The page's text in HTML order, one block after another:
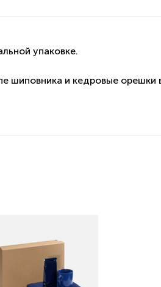
упаковке.
шиповника и кедровые